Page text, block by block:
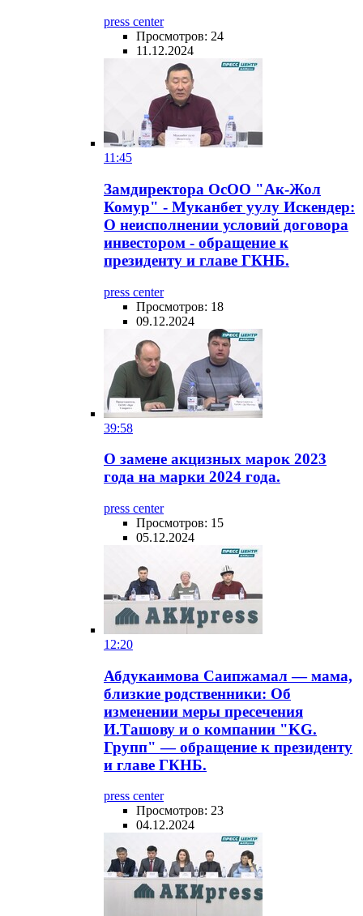
press center
Просмотров: 24
11.12.2024
11:45
Замдиректора ОсОО "Ак-Жол
Комур" - Муканбет уулу Искендер:
О неисполнении условий договора
инвестором - обращение к
президенту и главе ГКНБ.
press center
Просмотров: 18
09.12.2024
39:58
О замене акцизных марок 2023
года на марки 2024 года.
press center
Просмотров: 15
05.12.2024
12:20
Абдукаимова Саипжамал — мама,
близкие родственники: Об
изменении меры пресечения
И.Ташову и о компании "KG.
Групп" — обращение к президенту
и главе ГКНБ.
press center
Просмотров: 23
04.12.2024